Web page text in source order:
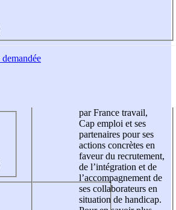
par France travail,
Cap emploi et ses
partenaires pour ses
actions concrètes en
faveur du recrutement,
de l’intégration et de
l’accompagnement de
ses collaborateurs en
situation de handicap.